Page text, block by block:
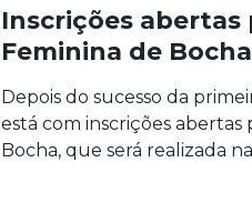
Inscrições abertas
Feminina de
Depois do sucesso da
está com inscrições abertas
Bocha, que será realizada na